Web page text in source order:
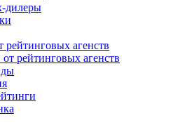
дилеры
агенств
рейтинговых агенств